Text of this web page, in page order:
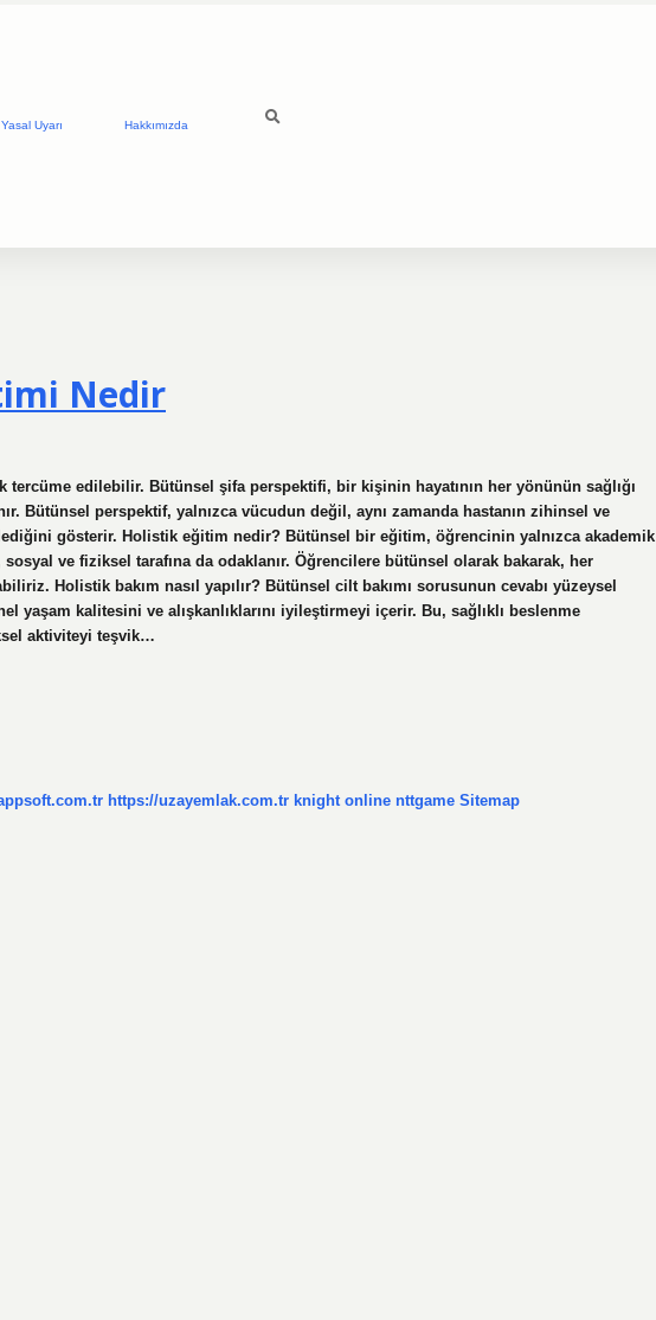
Yasal Uyarı Hakkımızda
Nedir
edilebilir. Bütünsel şifa perspektifi, bir kişinin hayatının her yönünün sağlığı
Bütünsel perspektif, yalnızca vücudun değil, aynı zamanda hastanın zihinsel ve
gösterir. Holistik eğitim nedir? Bütünsel bir eğitim, öğrencinin yalnızca akademik
ve fiziksel tarafına da odaklanır. Öğrencilere bütünsel olarak bakarak, her
Holistik bakım nasıl yapılır? Bütünsel cilt bakımı sorusunun cevabı yüzeysel
yaşam kalitesini ve alışkanlıklarını iyileştirmeyi içerir. Bu, sağlıklı beslenme
aktiviteyi teşvik…
https://uzayemlak.com.tr knight online nttgame Sitemap